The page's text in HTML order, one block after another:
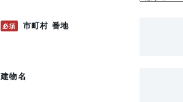
必須 市町村 番地
建物名